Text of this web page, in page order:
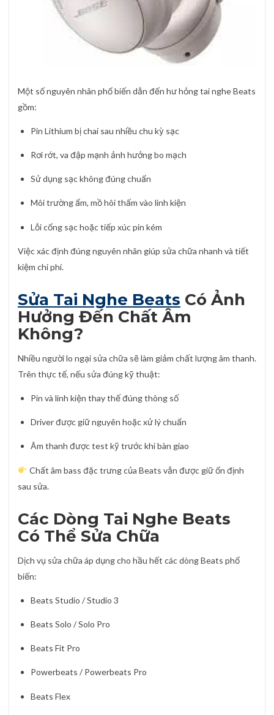
Một số nguyên nhân phổ biến dẫn đến hư hỏng tai nghe Beats
gồm:
Pin Lithium bị chai sau nhiều chu kỳ sạc
Rơi rớt, va đập mạnh ảnh hưởng bo mạch
Sử dụng sạc không đúng chuẩn
Môi trường ẩm, mồ hôi thấm vào linh kiện
Lỗi cổng sạc hoặc tiếp xúc pin kém
Việc xác định đúng nguyên nhân giúp sửa chữa nhanh và tiết
kiệm chi phí.
Sửa Tai Nghe Beats Có Ảnh
Hưởng Đến Chất Âm
Không?
Nhiều người lo ngại sửa chữa sẽ làm giảm chất lượng âm thanh.
Trên thực tế, nếu sửa đúng kỹ thuật:
Pin và linh kiện thay thế đúng thông số
Driver được giữ nguyên hoặc xử lý chuẩn
Âm thanh được test kỹ trước khi bàn giao
Chất âm bass đặc trưng của Beats vẫn được giữ ổn định
sau sửa.
Các Dòng Tai Nghe Beats
Có Thể Sửa Chữa
Dịch vụ sửa chữa áp dụng cho hầu hết các dòng Beats phổ
biến:
Beats Studio / Studio 3
Beats Solo / Solo Pro
Beats Fit Pro
Powerbeats / Powerbeats Pro
Beats Flex